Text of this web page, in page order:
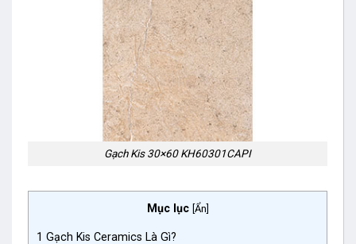
Gạch Kis 30×60 KH60301CAPI
Mục lục [Ẩn]
1 Gạch Kis Ceramics Là Gì?